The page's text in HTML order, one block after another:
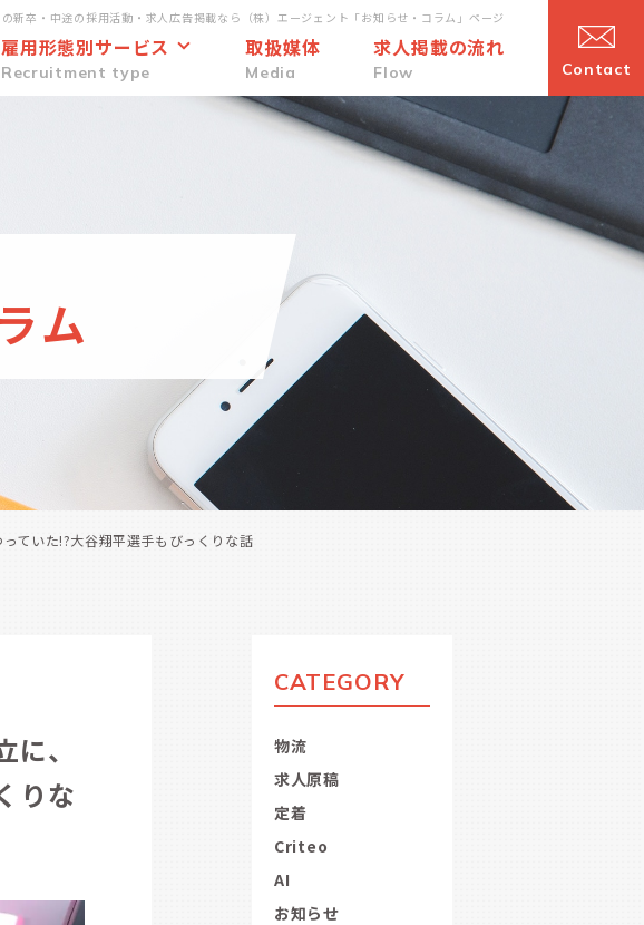
Contact
新卒・中途の採用活動・求人広告掲載なら（株）エージェント「お知らせ・コラム」ページ
雇用形態別サービス
Recruitment type
取扱媒体
Media
求人掲載の流れ
Flow
ム
ていた!?大谷翔平選手もびっくりな話
、
りな
CATEGORY
物流
求人原稿
定着
Criteo
AI
お知らせ